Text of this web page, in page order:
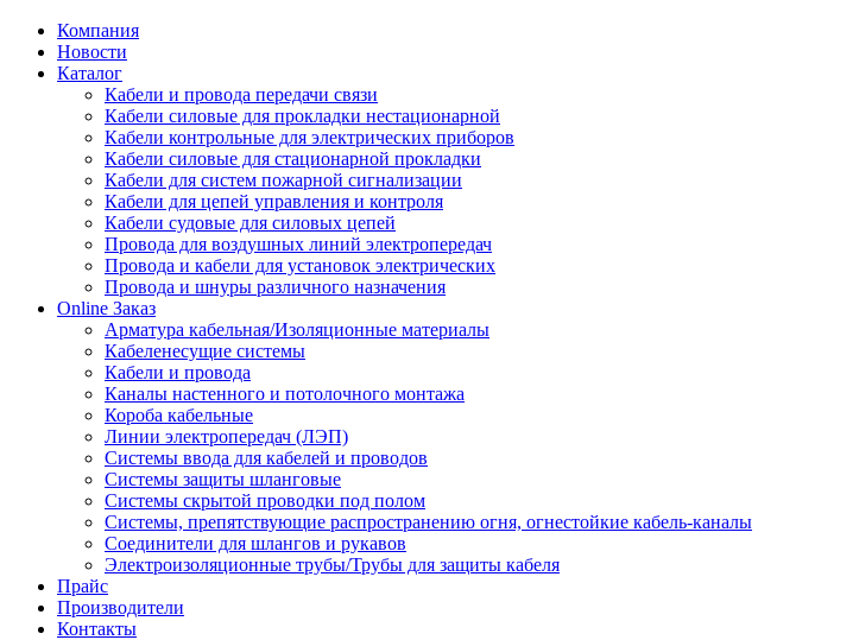
Компания
Новости
Каталог
Кабели и провода передачи связи
Кабели силовые для прокладки нестационарной
Кабели контрольные для электрических приборов
Кабели силовые для стационарной прокладки
Кабели для систем пожарной сигнализации
Кабели для цепей управления и контроля
Кабели судовые для силовых цепей
Провода для воздушных линий электропередач
Провода и кабели для установок электрических
Провода и шнуры различного назначения
Online Заказ
Арматура кабельная/Изоляционные материалы
Кабеленесущие системы
Кабели и провода
Каналы настенного и потолочного монтажа
Короба кабельные
Линии электропередач (ЛЭП)
Системы ввода для кабелей и проводов
Системы защиты шланговые
Системы скрытой проводки под полом
Системы, препятствующие распространению огня, огнестойкие кабель-каналы
Соединители для шлангов и рукавов
Электроизоляционные трубы/Трубы для защиты кабеля
Прайс
Производители
Контакты